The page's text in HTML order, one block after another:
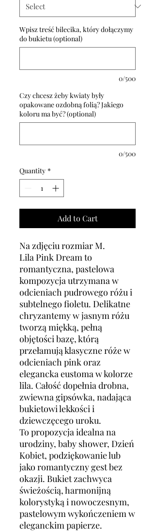
Wpisz treść bilecika, który dołączymy
do bukietu (optional)
0/500
Czy chcesz żeby kwiaty były
opakowane ozdobną folią? Jakiego
koloru ma być? (optional)
0/500
Quantity *
Add to Cart
Na zdjęciu rozmiar M.
Lila Pink Dream to
romantyczna, pastelowa
kompozycja utrzymana w
odcieniach pudrowego różu i
subtelnego fioletu. Delikatne
chryzantemy w jasnym różu
tworzą miękką, pełną
objętości bazę, którą
przełamują klasyczne róże w
odcieniach pink oraz
elegancka eustoma w kolorze
lila. Całość dopełnia drobna,
zwiewna gipsówka, nadająca
bukietowi lekkości i
dziewczęcego uroku.
To propozycja idealna na
urodziny, baby shower, Dzień
Kobiet, podziękowanie lub
jako romantyczny gest bez
okazji. Bukiet zachwyca
świeżością, harmonijną
kolorystyką i nowoczesnym,
pastelowym wykończeniem w
eleganckim papierze.